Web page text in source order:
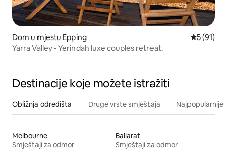
Dom u mjestu Epping Prosječna
5 (91)
Yarra Valley - Yerindah luxe couples retreat.
Destinacije koje možete istražiti
Obližnja odredišta Druge vrste smještaja Najpopularnije
Melbourne
Smještaji za odmor
Ballarat
Smještaji za odmor